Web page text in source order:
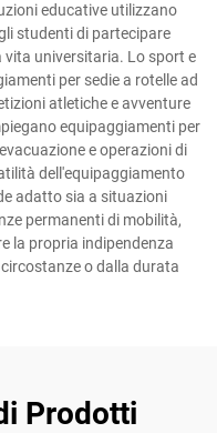
educative utilizzano
studenti di partecipare
vita universitaria. Lo sport e
per sedie a rotelle ad
atletiche e avventure
equipaggiamenti per
e operazioni di
dell'equipaggiamento
adatto sia a situazioni
permanenti di mobilità,
la propria indipendenza
o dalla durata
Prodotti